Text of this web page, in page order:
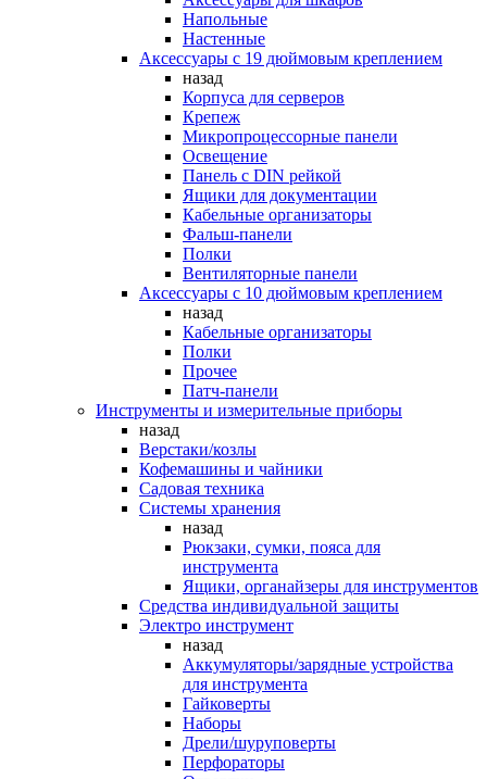
Напольные
Настенные
Аксессуары с 19 дюймовым креплением
назад
Корпуса для серверов
Крепеж
Микропроцессорные панели
Освещение
Панель с DIN рейкой
Ящики для документации
Кабельные организаторы
Фальш-панели
Полки
Вентиляторные панели
Аксессуары с 10 дюймовым креплением
назад
Кабельные организаторы
Полки
Прочее
Патч-панели
Инструменты и измерительные приборы
назад
Верстаки/козлы
Кофемашины и чайники
Садовая техника
Системы хранения
назад
Рюкзаки, сумки, пояса для
инструмента
Ящики, органайзеры для инструментов
Средства индивидуальной защиты
Электро инструмент
назад
Аккумуляторы/зарядные устройства
для инструмента
Гайковерты
Наборы
Дрели/шуруповерты
Перфораторы